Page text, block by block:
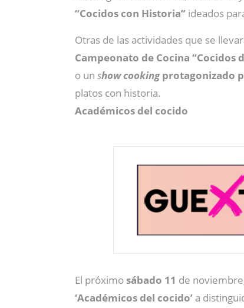
“Cocidos con Historia” ideados
Otras de las actividades que se
Campeonato de Cocina “Cocidos
o un show cookingprotagonizado
platos con historia.
Académicos del cocido
El próximosábado 11 de
‘Académicos del cocido’ a